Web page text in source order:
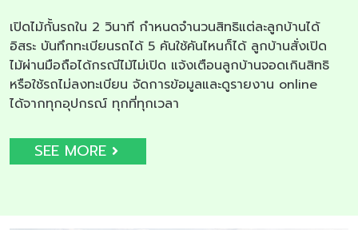
เปิดไม้กั้นรถใน 2 วินาที กำหนดจำนวนสิทธิแต่ละลูกบ้านได้
อิสระ บันทึกทะเบียนรถได้ 5 คันใช้คันไหนก็ได้ ลูกบ้านสั่งเปิด
ไม้ผ่านมือถือได้กรณีไม้ไม่เปิด แจ้งเตือนลูกบ้านจอดเกินสิทธิ
หรือใช้รถไม่ลงทะเบียน จัดการข้อมูลและดูรายงาน online
ได้จากทุกอุปกรณ์ ทุกที่ทุกเวลา
SEE MORE